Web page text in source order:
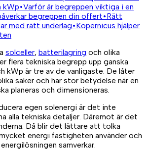
kWp•Varför är begreppen viktiga i en
begreppen din offert•Rätt
med rätt underlag•Kopernicus hjälper
solceller, batterilagring och olika
flera tekniska begrepp upp ganska
kWp är tre av de vanligaste. De låter
saker och har stor betydelse när en
planeras och dimensioneras.
egen solenergi är det inte
alla tekniska detaljer. Däremot är det
Då blir det lättare att tolka
energi fastigheten använder och
samverkar.